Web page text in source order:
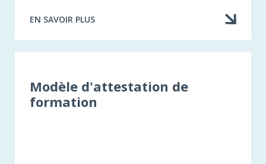
EN SAVOIR PLUS
À
DE
RECONNAISSANCE
DES
Modèle d'attestation de
formation